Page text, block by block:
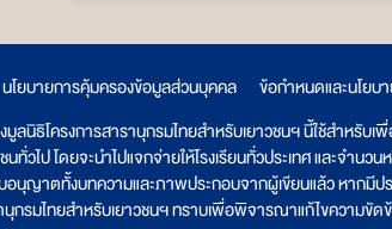
นโยบายการคุ้มครองข้อมูลส่วนบุคคล
ข้อกำหนดและนโยบ
ลนิธิโครงการสารานุกรมไทยสำหรับเยาวชนฯ นี้ใช้สำหรั
นทั่วไป โดยจะนำไปแจกจ่ายให้โรงเรียนทั่วประเทศ และจ
นุญาตทั้งบทความและภาพประกอบจากผู้เขียนแล้ว หากมีปร
นุกรมไทยสำหรับเยาวชนฯ ทราบเพื่อพิจารณาแก้ไขความขั